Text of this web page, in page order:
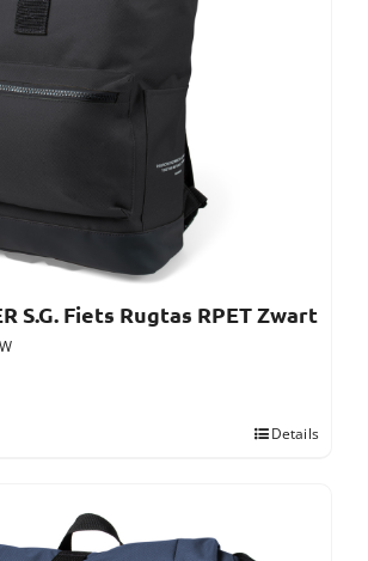
S.G. Fiets Rugtas RPET Zwart
Details